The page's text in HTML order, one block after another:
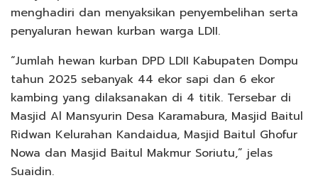
menghadiri dan menyaksikan penyembelihan serta
penyaluran hewan kurban warga LDII.
“Jumlah hewan kurban DPD LDII Kabupaten Dompu
tahun 2025 sebanyak 44 ekor sapi dan 6 ekor
kambing yang dilaksanakan di 4 titik. Tersebar di
Masjid Al Mansyurin Desa Karamabura, Masjid Baitul
Ridwan Kelurahan Kandaidua, Masjid Baitul Ghofur
Nowa dan Masjid Baitul Makmur Soriutu,” jelas
Suaidin.